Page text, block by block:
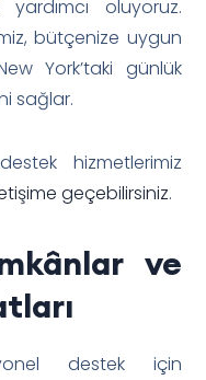
oluyoruz.
bütçenize uygun
York’taki günlük
sağlar.
hizmetlerimiz
geçebilirsiniz.
ve
destek için